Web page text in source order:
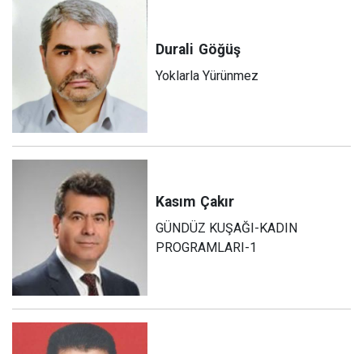
Durali Göğüş
Yoklarla Yürünmez
Kasım Çakır
GÜNDÜZ KUŞAĞI-KADIN
PROGRAMLARI-1